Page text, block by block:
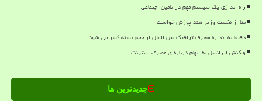
راه اندازی یک سیستم مهم در تامین اجتماعی
متا از نخست وزیر هند پوزش خواست
دقیقا به اندازه مصرف ترافیک بین الملل از حجم بسته کسر می شود
واکنش ایرانسل به ابهام درباره ی مصرف اینترنت
جدیدترین ها